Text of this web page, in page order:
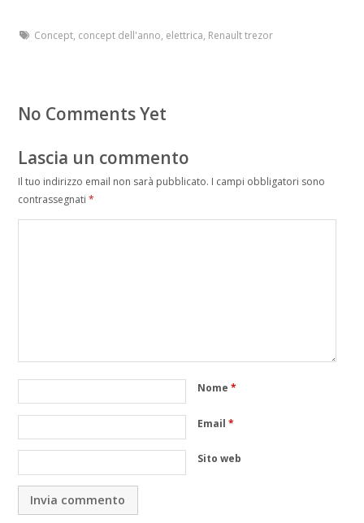
Concept, concept dell'anno, elettrica, Renault trezor
No Comments Yet
Lascia un commento
Il tuo indirizzo email non sarà pubblicato. I campi obbligatori sono
contrassegnati *
Nome *
Email *
Sito web